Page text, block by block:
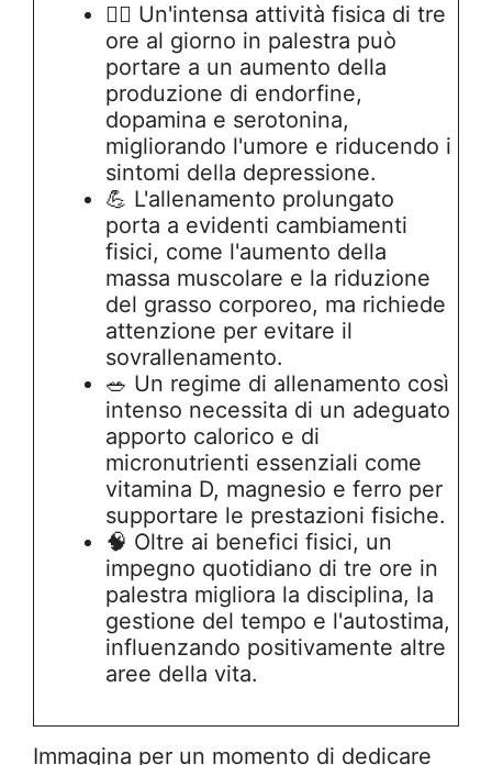
🏋️‍♀️ Un'intensa attività fisica di tre
ore al giorno in palestra può
portare a un aumento della
produzione di endorfine,
dopamina e serotonina,
migliorando l'umore e riducendo i
sintomi della depressione.
💪 L'allenamento prolungato
porta a evidenti cambiamenti
fisici, come l'aumento della
massa muscolare e la riduzione
del grasso corporeo, ma richiede
attenzione per evitare il
sovrallenamento.
🥗 Un regime di allenamento così
intenso necessita di un adeguato
apporto calorico e di
micronutrienti essenziali come
vitamina D, magnesio e ferro per
supportare le prestazioni fisiche.
🧠 Oltre ai benefici fisici, un
impegno quotidiano di tre ore in
palestra migliora la disciplina, la
gestione del tempo e l'autostima,
influenzando positivamente altre
aree della vita.
Immagina per un momento di dedicare